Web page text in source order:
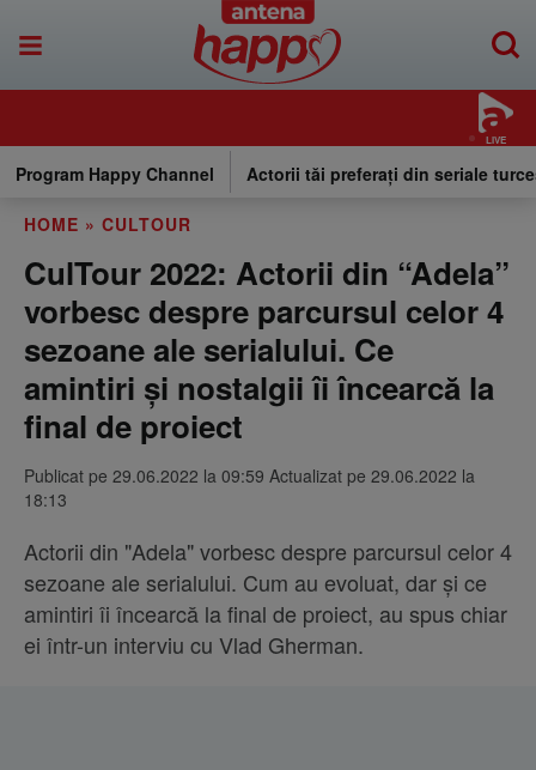
LIVE
Program Happy Channel Actorii tăi preferați din seriale
HOME » CULTOUR
CulTour 2022: Actorii din “Adela”
vorbesc despre parcursul celor 4
sezoane ale serialului. Ce
amintiri și nostalgii îi încearcă la
final de proiect
Publicat pe 29.06.2022 la 09:59 Actualizat pe 29.06.2022 la
18:13
Actorii din "Adela" vorbesc despre parcursul celor 4
sezoane ale serialului. Cum au evoluat, dar și ce
amintiri îi încearcă la final de proiect, au spus chiar
ei într-un interviu cu Vlad Gherman.